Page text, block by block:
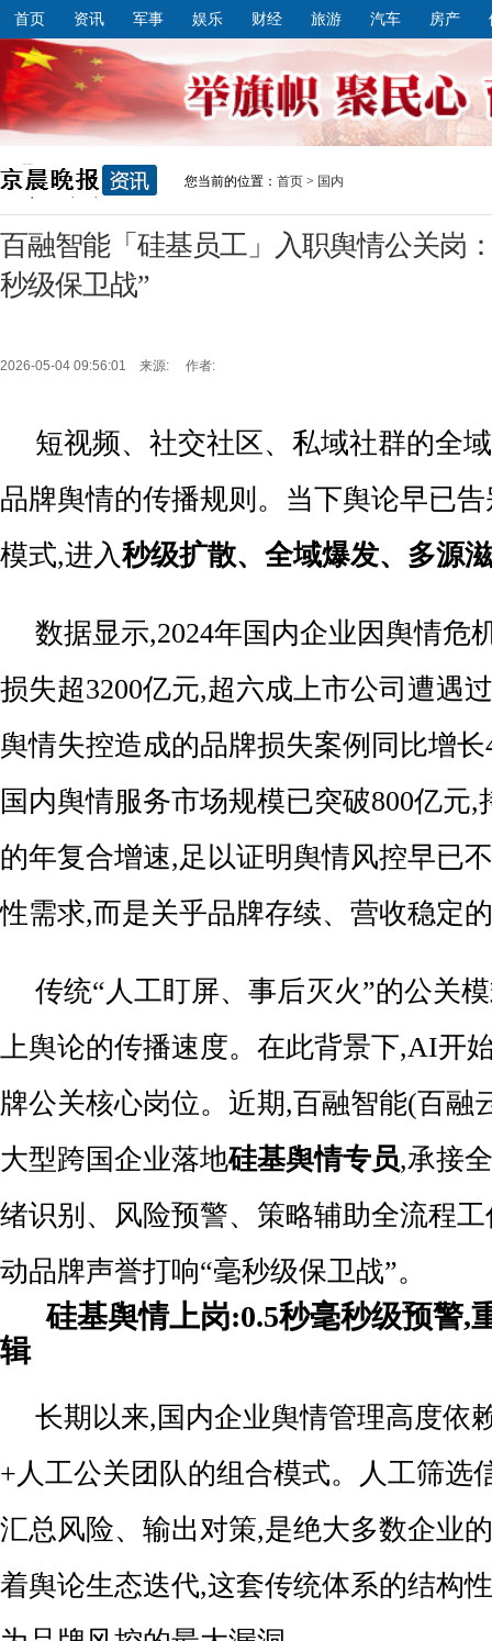
首页 资讯 军事 娱乐 财经 旅游 汽车 房产
您当前的位置： 首页 > 国内
百融智能「硅基员工」入职舆情公关岗
秒级保卫战”
2026-05-04 09:56:01 来源: 作者:
短视频、社交社区、私域社群的全
品牌舆情的传播规则。当下舆论早已
模式,进入秒级扩散、全域爆发、多源
数据显示,2024年国内企业因舆情危
损失超3200亿元,超六成上市公司遭遇
舆情失控造成的品牌损失案例同比增
国内舆情服务市场规模已突破800亿元,
的年复合增速,足以证明舆情风控早已
性需求,而是关乎品牌存续、营收稳定
传统“人工盯屏、事后灭火”的公关
上舆论的传播速度。在此背景下,AI开
牌公关核心岗位。近期,百融智能(百融
大型跨国企业落地硅基舆情专员,承接
绪识别、风险预警、策略辅助全流程
动品牌声誉打响“毫秒级保卫战”。
硅基舆情上岗:0.5秒毫秒级预警,
辑
长期以来,国内企业舆情管理高度依
+人工公关团队的组合模式。人工筛选
汇总风险、输出对策,是绝大多数企业
着舆论生态迭代,这套传统体系的结构